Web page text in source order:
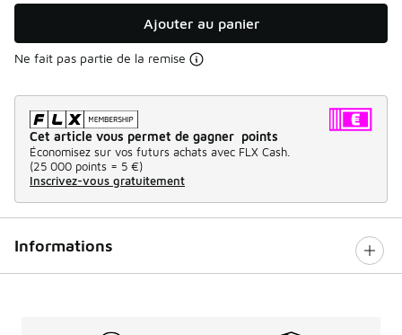
Ajouter au panier
Ne fait pas partie de la remise
Cet article vous permet de gagner points
Économisez sur vos futurs achats avec FLX Cash.
(25 000 points = 5 €)
Inscrivez-vous gratuitement
Informations